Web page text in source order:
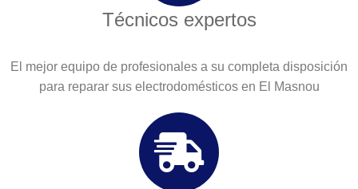
Técnicos expertos
El mejor equipo de profesionales a su completa disposición
para reparar sus electrodomésticos en El Masnou